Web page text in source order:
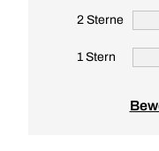
2 Sterne
1 Stern